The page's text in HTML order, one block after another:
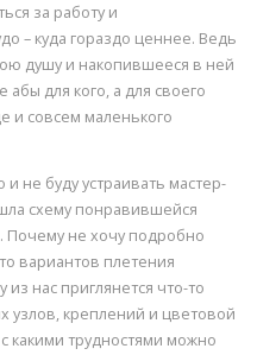
за работу и
– куда гораздо ценнее. Ведь
душу и накопившееся в ней
для кого, а для своего
и совсем маленького
не буду устраивать мастер-
схему понравившейся
Почему не хочу подробно
вариантов плетения
нас приглянется что-то
узлов, креплений и цветовой
какими трудностями можно